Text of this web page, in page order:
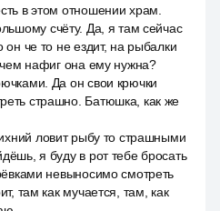
в этом отношении храм.
счёту. Да, я там сейчас
че то не ездит, на рыбалки
нафиг она ему нужна?
Да он свои крючки
страшно. Батюшка, как же
ловит рыбу то страшными
я буду в рот тебе бросать
невыносимо смотреть
там как мучается, там, как